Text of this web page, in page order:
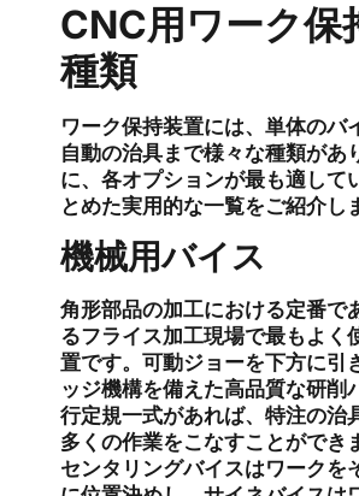
CNC用ワーク保
種類
ワーク保持装置には、単体のバ
自動の治具まで様々な種類があ
に、各オプションが最も適して
とめた実用的な一覧をご紹介し
機械用バイス
角形部品の加工における定番で
るフライス加工現場で最もよく
置です。可動ジョーを下方に引
ッジ機構を備えた高品質な研削
行定規一式があれば、特注の治
多くの作業をこなすことができ
センタリングバイスはワークを